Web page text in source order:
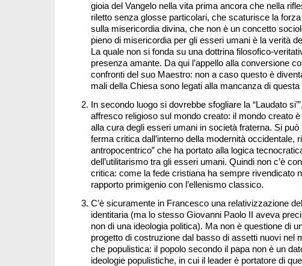
gioia del Vangelo nella vita prima ancora che nella
riletto senza glosse particolari, che scaturisce la
sulla misericordia divina, che non è un concetto
pieno di misericordia per gli esseri umani è la verità
La quale non si fonda su una dottrina filosofico-
presenza amante. Da qui l’appello alla conversione
confronti del suo Maestro: non a caso questo è
mali della Chiesa sono legati alla mancanza di
In secondo luogo si dovrebbe sfogliare la “Laudato
affresco religioso sul mondo creato: il mondo creato
alla cura degli esseri umani in società fraterna. Si
ferma critica dall’interno della modernità
antropocentrico” che ha portato alla logica
dell’utilitarismo tra gli esseri umani. Quindi non c’è
critica: come la fede cristiana ha sempre rivendicato
rapporto primigenio con l’ellenismo classico.
C’è sicuramente in Francesco una relativizzazione
identitaria (ma lo stesso Giovanni Paolo II aveva
non di una ideologia politica). Ma non è questione di
progetto di costruzione dal basso di assetti nuovi nel
che populistica: il popolo secondo il papa non è un
ideologie populistiche, in cui il leader è portatore di